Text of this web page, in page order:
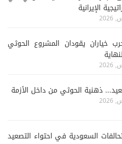
الإيرانية
خياران يقودان المشروع الحوثي
ذهنية الحوثي من داخل الأزمة
السعودية في احتواء التصعيد